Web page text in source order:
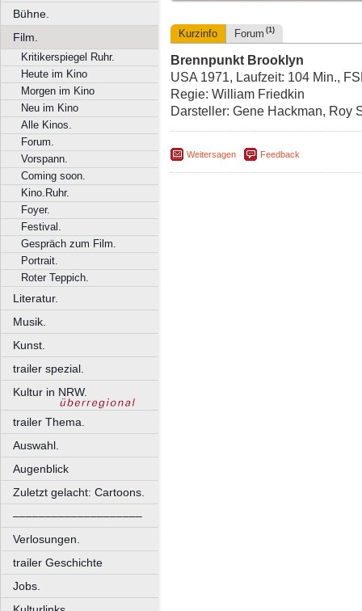
Bühne.
Film.
Kritikerspiegel Ruhr.
Heute im Kino
Morgen im Kino
Neu im Kino
Alle Kinos.
Forum.
Vorspann.
Coming soon.
Kino.Ruhr.
Foyer.
Festival.
Gespräch zum Film.
Portrait.
Roter Teppich.
Literatur.
Musik.
Kunst.
trailer spezial.
Kultur in NRW.
trailer Thema.
Auswahl.
Augenblick
Zuletzt gelacht: Cartoons.
––––––––––––––––––––
Verlosungen.
trailer Geschichte
Jobs.
Kurzinfo Forum (1)
Brennpunkt Brooklyn
USA 1971, Laufzeit: 104 Min.,
Regie: William Friedkin
Darsteller: Gene Hackman, Roy
Weitersagen Feedback